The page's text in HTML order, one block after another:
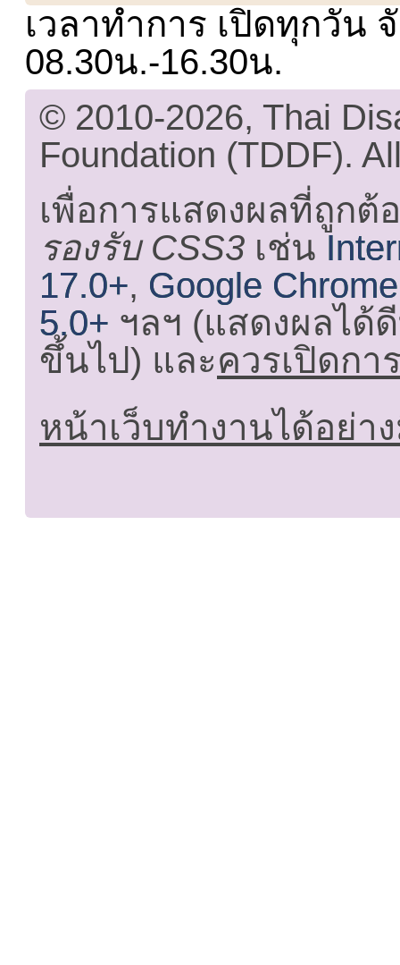
เวลาทำการ เปิดทุกวัน
08.30น.-16.30น.
© 2010-2026, Thai
Foundation (TDDF).
เพื่อการแสดงผลที่ถูกต้
รองรับ CSS3 เช่น
17.0+, Google
5.0+ ฯลฯ (แสดงผลได้
ขึ้นไป) และควรเปิดกา
หน้าเว็บทำงานได้อย่า